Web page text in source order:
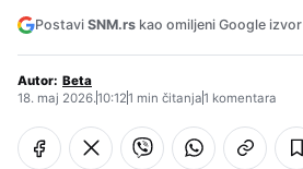
Postavi SNM.rs kao omiljeni Google izvor
Autor: Beta
18. maj 2026.10:121 min čitanja1 komentara